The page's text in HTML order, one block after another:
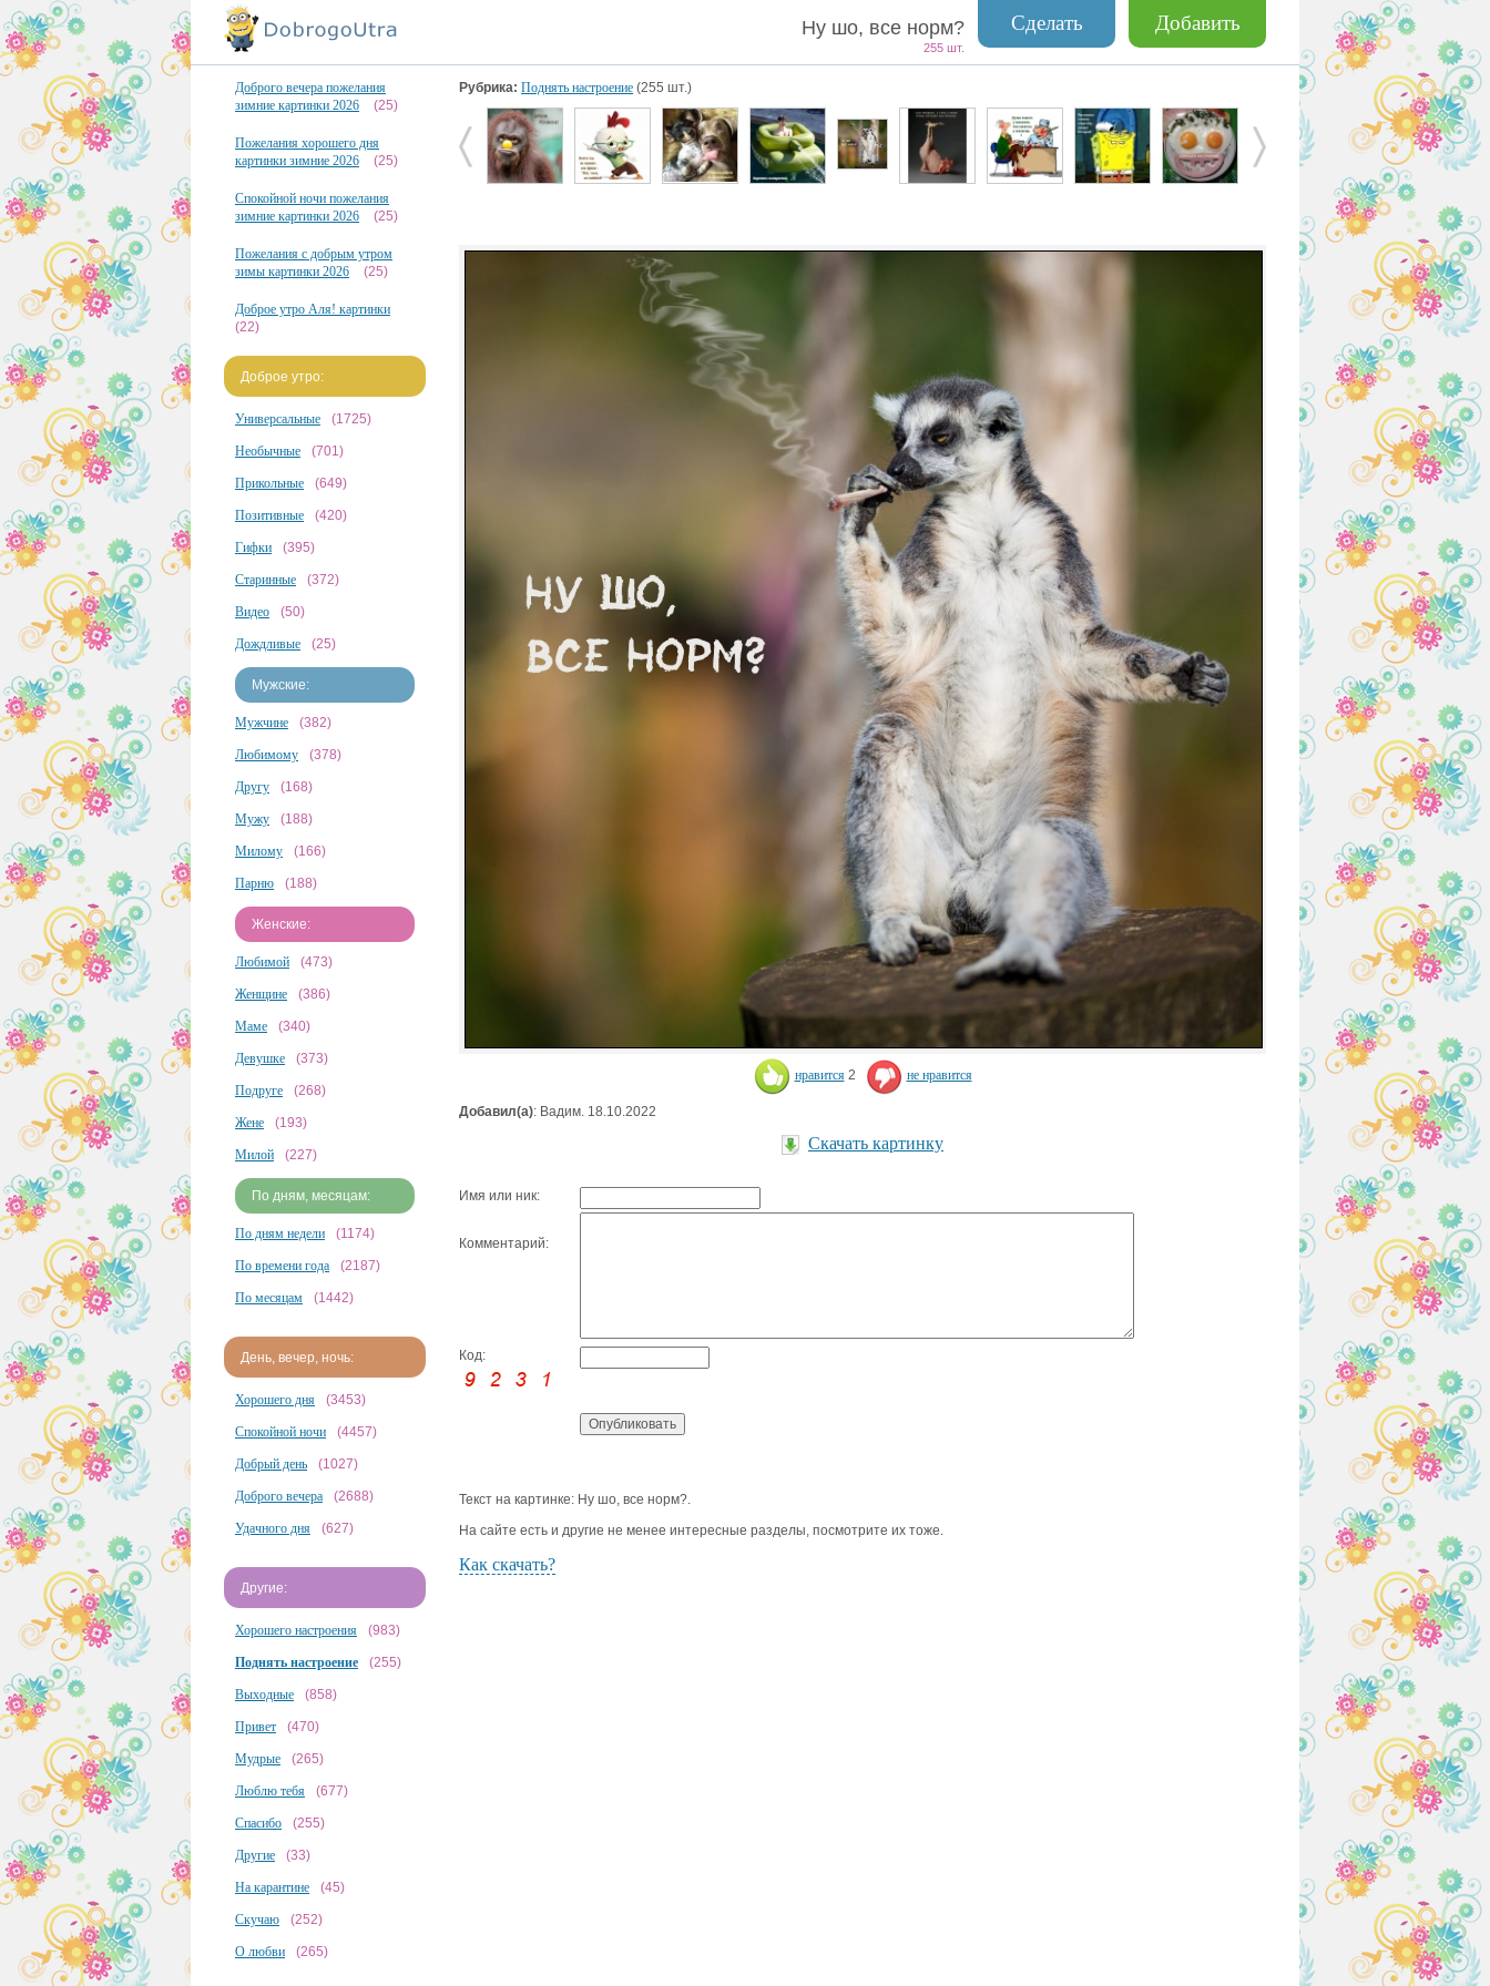
Добавить
Сделать
Ну шо, все норм?
255 шт.
Доброго вечера пожелания
зимние картинки 2026
(25)
Пожелания хорошего дня
картинки зимние 2026
(25)
Спокойной ночи пожелания
зимние картинки 2026
(25)
Пожелания с добрым утром
зимы картинки 2026
(25)
Доброе утро Аля! картинки
(22)
Доброе утро:
Универсальные (1725)
Необычные (701)
Прикольные (649)
Позитивные (420)
Гифки (395)
Старинные (372)
Видео (50)
Дождливые (25)
Мужские:
Мужчине (382)
Любимому (378)
Другу (168)
Мужу (188)
Милому (166)
Парню (188)
Женские:
Любимой (473)
Женщине (386)
Маме (340)
Девушке (373)
Подруге (268)
Жене (193)
Милой (227)
По дням, месяцам:
По дням недели (1174)
По времени года (2187)
По месяцам (1442)
День, вечер, ночь:
Хорошего дня (3453)
Спокойной ночи (4457)
Добрый день (1027)
Доброго вечера (2688)
Удачного дня (627)
Другие:
Хорошего настроения (983)
Поднять настроение (255)
Выходные (858)
Привет (470)
Мудрые (265)
Люблю тебя (677)
Спасибо (255)
Другие (33)
На карантине (45)
Скучаю (252)
О любви (265)
Рубрика: Поднять настроение (255 шт.)
нравится 2 не нравится
Добавил(а): Вадим. 18.10.2022
Скачать картинку
Имя или ник:
Комментарий:
Код:
Текст на картинке: Ну шо, все норм?.
На сайте есть и другие не менее интересные разделы, посмотрите их тоже.
Как скачать?